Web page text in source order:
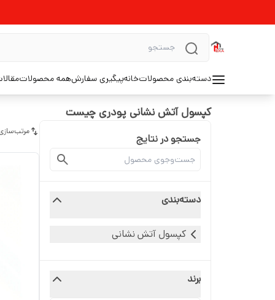
دسته‌بندی محصولاتخانهپیگیری سفارشهمه محصولات
کپسول آتش نشانی پودری چیست
جستجو در نتایج
دسته‌بندی
کپسول آتش نشانی
برند